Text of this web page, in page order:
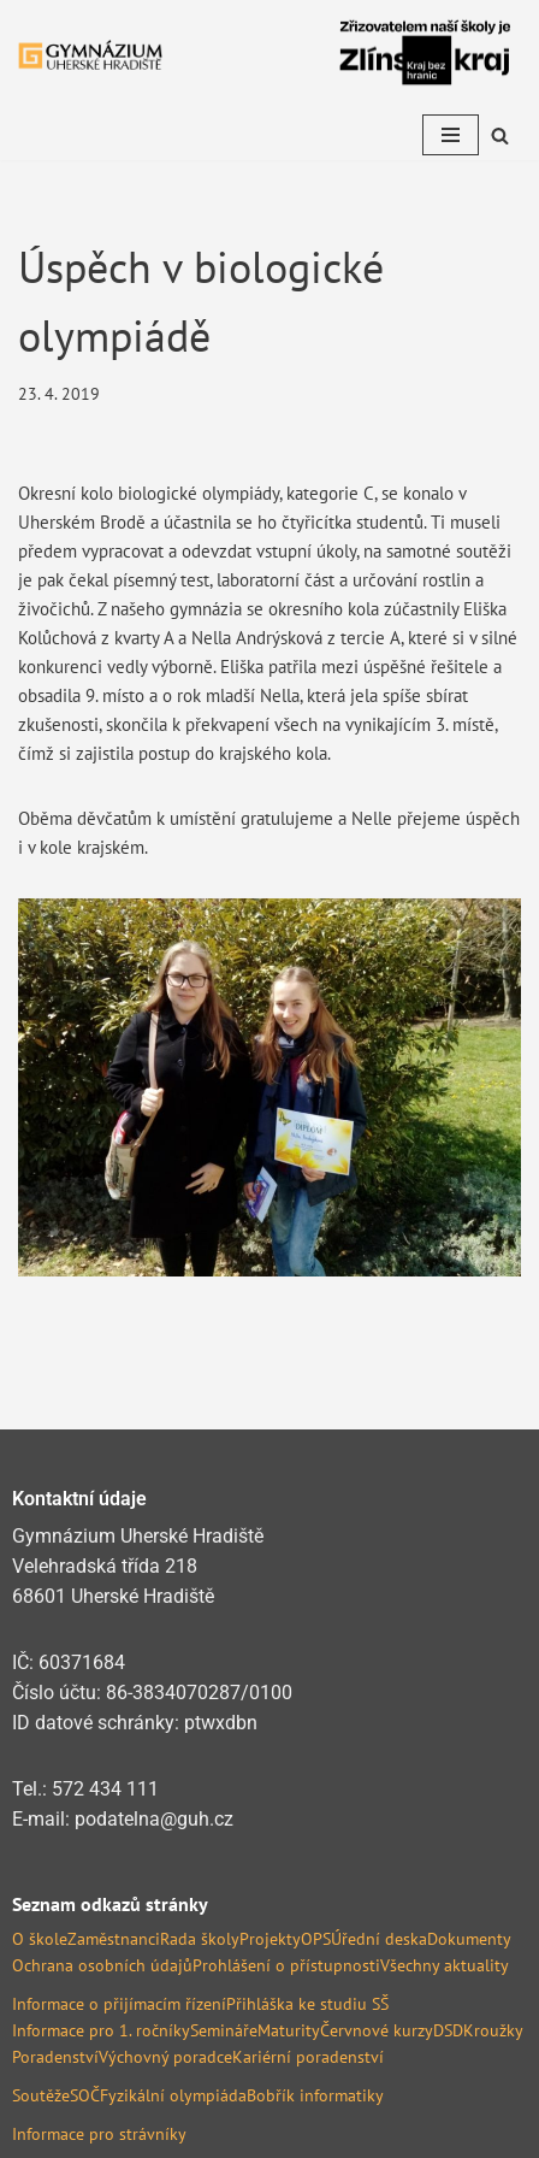
Přeskočit
Úspěch v biologické
olympiádě
23. 4. 2019
Okresní kolo biologické olympiády, kategorie C, se konalo v
Uherském Brodě a účastnila se ho čtyřicítka studentů. Ti museli
předem vypracovat a odevzdat vstupní úkoly, na samotné soutěži
je pak čekal písemný test, laboratorní část a určování rostlin a
živočichů. Z našeho gymnázia se okresního kola zúčastnily Eliška
Kolůchová z kvarty A a Nella Andrýsková z tercie A, které si v silné
konkurenci vedly výborně. Eliška patřila mezi úspěšné řešitele a
obsadila 9. místo a o rok mladší Nella, která jela spíše sbírat
zkušenosti, skončila k překvapení všech na vynikajícím 3. místě,
čímž si zajistila postup do krajského kola.
Oběma děvčatům k umístění gratulujeme a Nelle přejeme úspěch
i v kole krajském.
Kontaktní údaje
Gymnázium Uherské Hradiště
Velehradská třída 218
68601 Uherské Hradiště
IČ: 60371684
Číslo účtu: 86-3834070287/0100
ID datové schránky: ptwxdbn
Tel.: 572 434 111
E-mail: podatelna@guh.cz
Seznam odkazů stránky
O školeZaměstnanciRada školyProjektyOPSÚřední deskaDokumenty
Ochrana osobních údajůProhlášení o přístupnostiVšechny aktuality
Informace o přijímacím řízeníPřihláška ke studiu SŠ
Informace pro 1. ročníkySeminářeMaturityČervnové kurzyDSDKroužky
PoradenstvíVýchovný poradceKariérní poradenství
SoutěžeSOČFyzikální olympiádaBobřík informatiky
Informace pro strávníky